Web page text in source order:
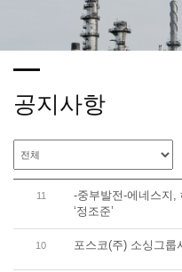
공지사항
11
-중부발전-에네스지,
‘정조준’
10 포스코(주) 소싱그룹